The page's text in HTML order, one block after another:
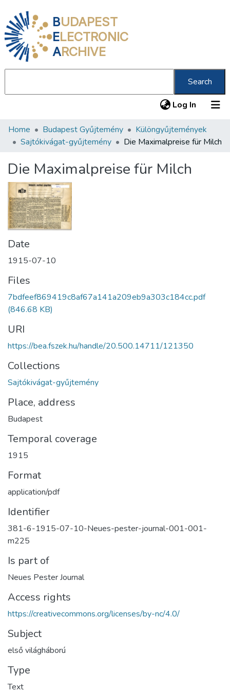
BUDAPEST
ELECTRONIC
ARCHIVE
Search
Log In (current)
Communities & Collections
Statistics
About us
Home Budapest Gyűjtemény
Különgyűjtemények
Sajtókivágat-gyűjtemény
Die Maximalpreise für Milch
Die Maximalpreise für Milch
Date
1915-07-10
Files
7bdfeef869419c8af67a141a209eb9a303c184cc.pdf
(846.68 KB)
URI
https://bea.fszek.hu/handle/20.500.14711/121350
Collections
Sajtókivágat-gyűjtemény
Place, address
Budapest
Temporal coverage
1915
Format
application/pdf
Identifier
381-6-1915-07-10-Neues-pester-journal-001-001-
m225
Is part of
Neues Pester Journal
Access rights
https://creativecommons.org/licenses/by-nc/4.0/
Subject
első világháború
Type
Text